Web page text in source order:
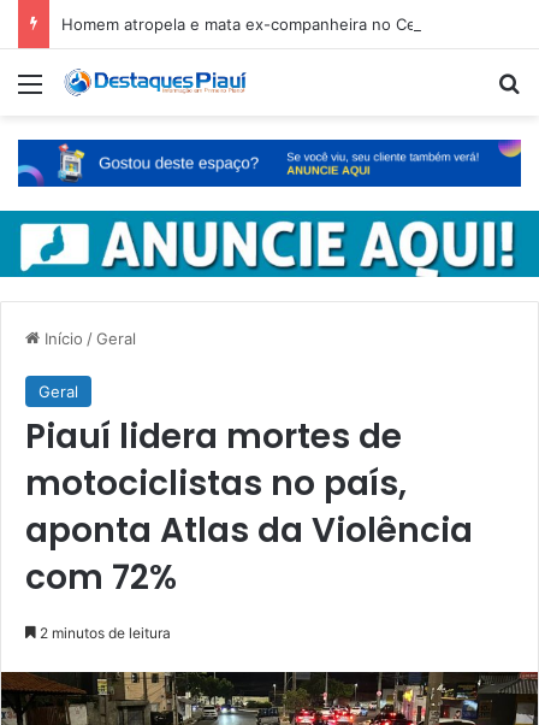
Menu
Início /Geral
Geral
Piauí lidera mortes de
motociclistas no país,
aponta Atlas da Violência
com 72%
2 minutos de leitura